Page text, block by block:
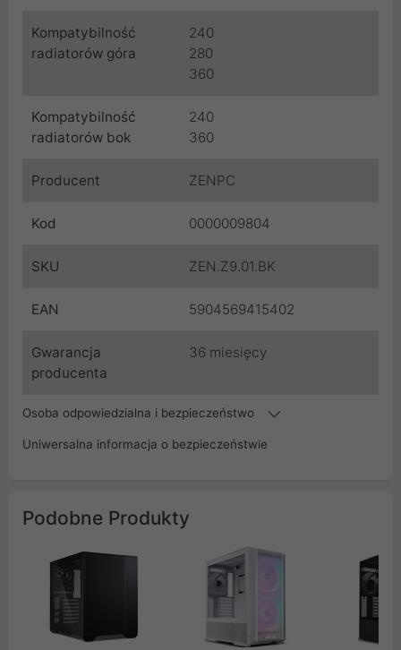
Kompatybilność
radiatorów góra
240
280
360
Kompatybilność
radiatorów bok
240
360
Producent ZENPC
Kod 0000009804
SKU ZEN.Z9.01.BK
EAN 5904569415402
Gwarancja
producenta
36 miesięcy
Osoba odpowiedzialna i bezpieczeństwo
Uniwersalna informacja o bezpieczeństwie
Podobne Produkty